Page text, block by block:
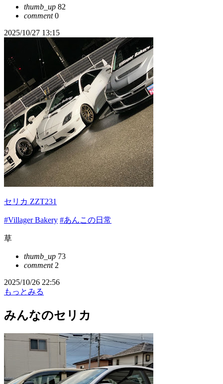
thumb_up 82
comment0
2025/10/27 13:15
セリカ ZZT231
#Villager Bakery #あんこの日常
草
thumb_up 73
comment2
2025/10/26 22:56
もっとみる
みんなのセリカ